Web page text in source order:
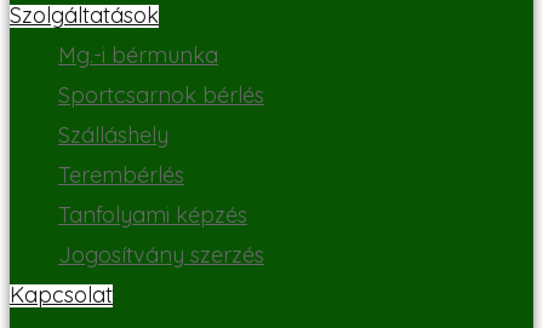
Szolgáltatások
Mg.-i bérmunka
Sportcsarnok bérlés
Szálláshely
Terembérlés
Tanfolyami képzés
Jogosítvány szerzés
Kapcsolat